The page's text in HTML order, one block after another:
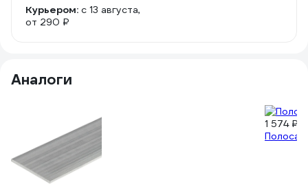
Курьером: c 13 августа,
от 290 ₽
Аналоги
1 574 ₽
Полоса